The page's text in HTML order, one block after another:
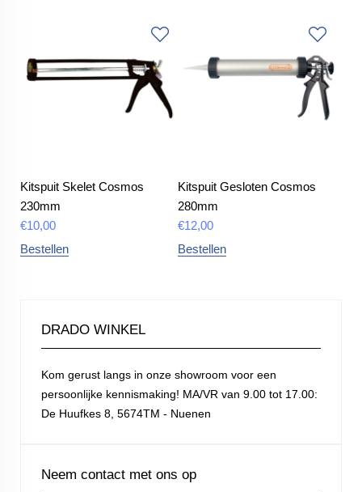
Kitspuit Skelet Cosmos
230mm
€10,00
Bestellen
Kitspuit Gesloten Cosmos
280mm
€12,00
Bestellen
DRADO WINKEL
Kom gerust langs in onze showroom voor een
persoonlijke kennismaking! MA/VR van 9.00 tot 17.00:
De Huufkes 8, 5674TM - Nuenen
Neem contact met ons op